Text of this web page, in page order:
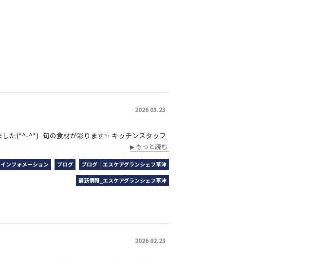
2026 03.23
した(*^-^*) 旬の食材が彩ります✨ キッチンスタッフ
もっと読む
インフォメーション ブログ ブログ｜エスケアグランシェフ草津
最新情報_エスケアグランシェフ草津
2026 02.23